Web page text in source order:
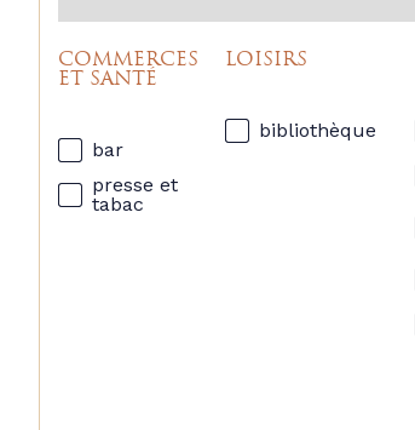
COMMERCES
ET SANTÉ
bar
presse et
tabac
LOISIRS
bibliothèque